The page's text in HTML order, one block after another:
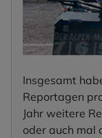
Insgesamt
Reportagen
Jahr weitere
oder auch mal